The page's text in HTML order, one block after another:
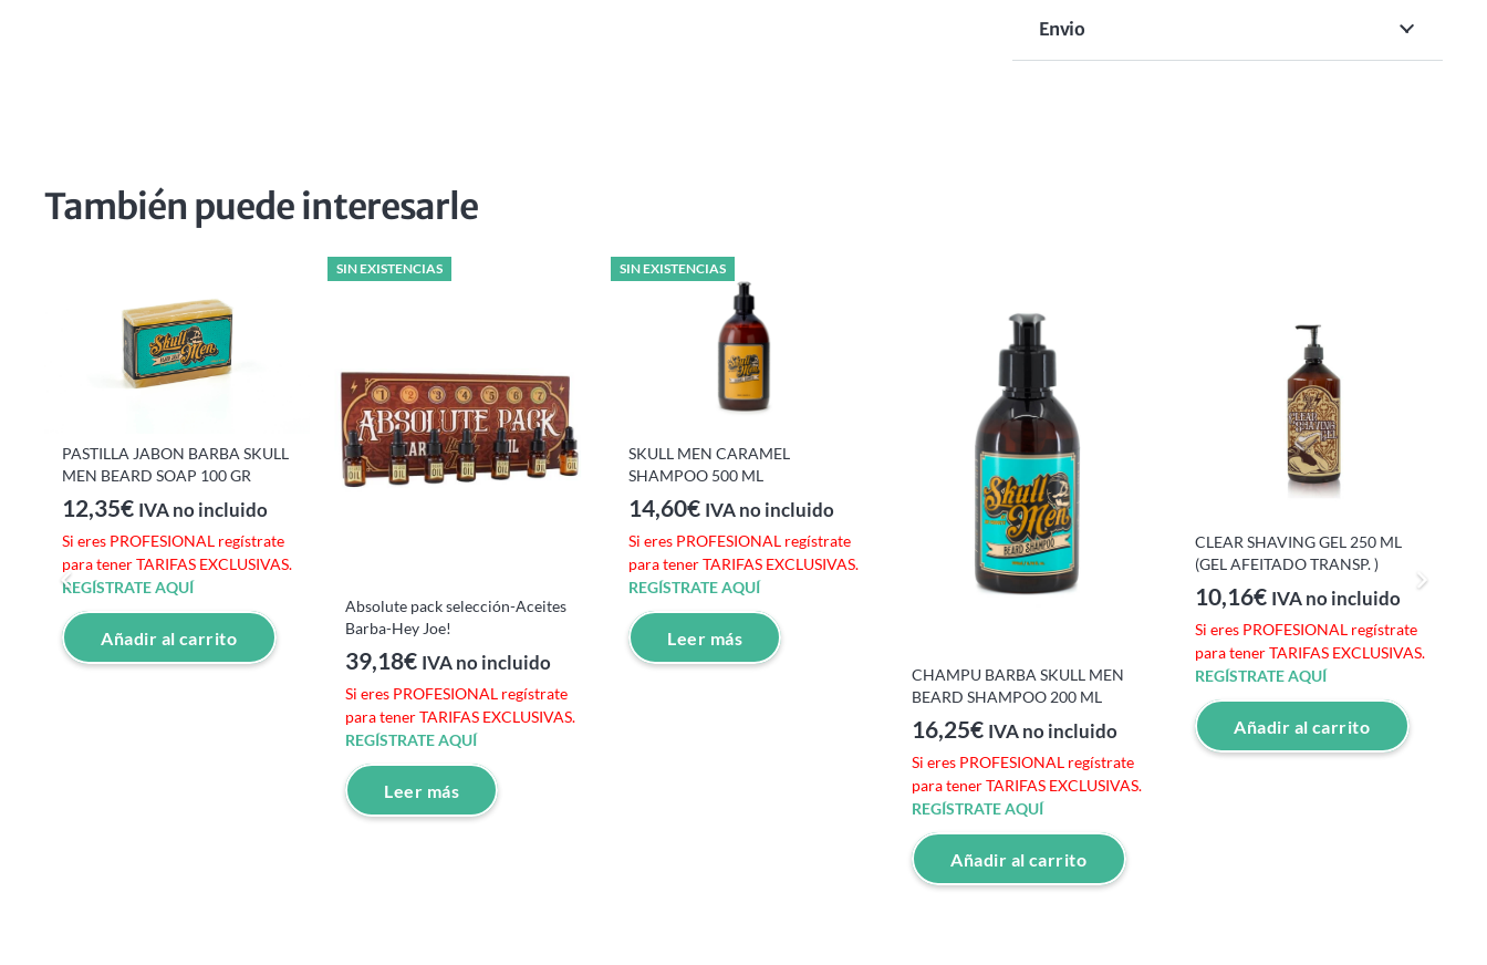
Envio
También puede interesarle
PASTILLA JABON BARBA SKULL
MEN BEARD SOAP 100 GR
12,35€ IVA no incluido
Si eres PROFESIONAL regístrate
para tener TARIFAS EXCLUSIVAS.
REGÍSTRATE AQUÍ
Añadir al carrito
SIN EXISTENCIAS
Absolute pack selección-Aceites
Barba-Hey Joe!
39,18€ IVA no incluido
Si eres PROFESIONAL regístrate
para tener TARIFAS EXCLUSIVAS.
REGÍSTRATE AQUÍ
Leer más
SIN EXISTENCIAS
SKULL MEN CARAMEL
SHAMPOO 500 ML
14,60€ IVA no incluido
Si eres PROFESIONAL regístrate
para tener TARIFAS EXCLUSIVAS.
REGÍSTRATE AQUÍ
Leer más
CHAMPU BARBA SKULL MEN
BEARD SHAMPOO 200 ML
16,25€ IVA no incluido
Si eres PROFESIONAL regístrate
para tener TARIFAS EXCLUSIVAS.
REGÍSTRATE AQUÍ
Añadir al carrito
CLEAR SHAVING GEL 250 ML
(GEL AFEITADO TRANSP. )
10,16€ IVA no incluido
Si eres PROFESIONAL regístrate
para tener TARIFAS EXCLUSIVAS.
REGÍSTRATE AQUÍ
Añadir al carrito